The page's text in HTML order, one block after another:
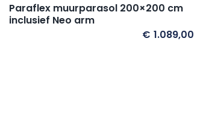
Paraflex muurparasol 200×200 cm
inclusief Neo arm
€ 1.089,00